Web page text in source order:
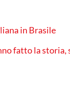
in Brasile
fatto la storia,